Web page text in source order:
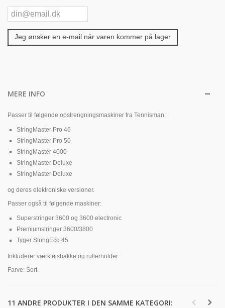
Jeg ønsker en e-mail når varen kommer på lager
MERE INFO
Passer til følgende opstrengningsmaskiner fra Tennisman:
StringMaster Pro 46
StringMaster Pro 50
StringMaster 4000
StringMaster Deluxe
StringMaster Deluxe
og deres elektroniske versioner.
Passer også til følgende maskiner:
Superstringer 3600 og 3600 electronic
Premiumstringer 3600/3800
Tyger StringEco 45
Inkluderer værktøjsbakke og rullerholder
Farve: Sort
11 ANDRE PRODUKTER I DEN SAMME KATEGORI: